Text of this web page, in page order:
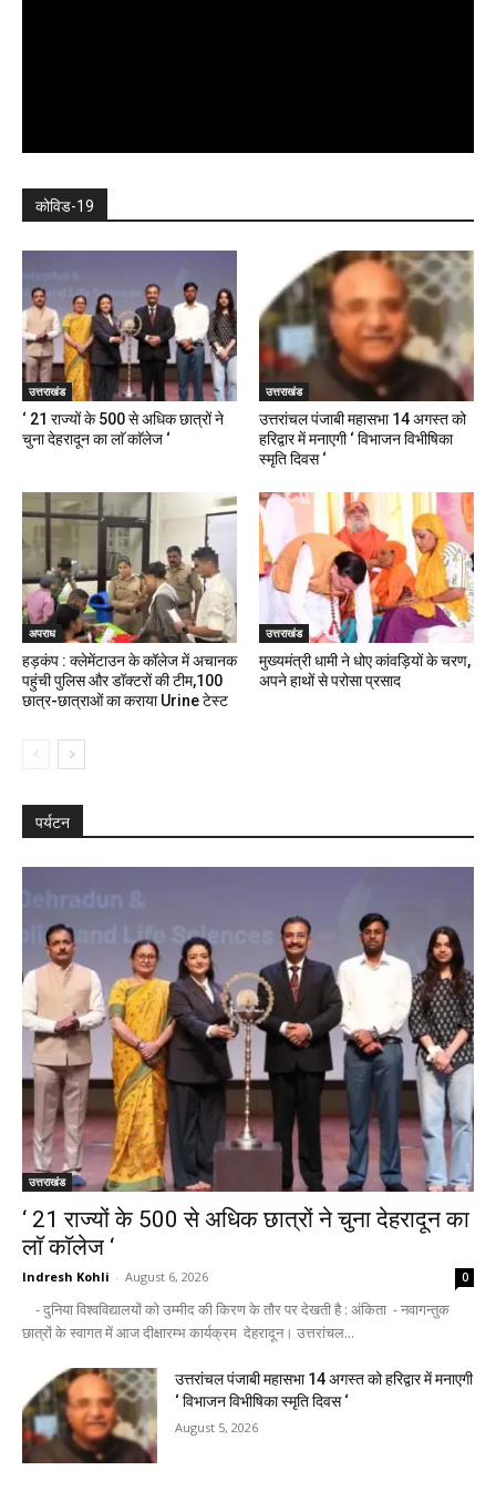
कोविड-19
उत्तराखंड
‘ 21 राज्यों के 500 से अधिक छात्रों ने
चुना देहरादून का लाॅ काॅलेज ‘
उत्तराखंड
उत्तरांचल पंजाबी महासभा 14 अगस्त को
हरिद्वार में मनाएगी ‘ विभाजन विभीषिका
स्मृति दिवस ‘
अपराध
हड़कंप : क्लेमेंटाउन के कॉलेज में अचानक
पहुंची पुलिस और डॉक्टरों की टीम,100
छात्र-छात्राओं का कराया Urine टेस्ट
उत्तराखंड
मुख्यमंत्री धामी ने धोए कांवड़ियों के चरण,
अपने हाथों से परोसा प्रसाद
पर्यटन
उत्तराखंड
‘ 21 राज्यों के 500 से अधिक छात्रों ने चुना देहरादून का
लाॅ काॅलेज ‘
Indresh Kohli - August 6, 2026 0
- दुनिया विश्वविद्यालयों को उम्मीद की किरण के तौर पर देखती है : अंकिता - नवागन्तुक
छात्रों के स्वागत में आज दीक्षारम्भ कार्यक्रम देहरादून। उत्तरांचल...
उत्तरांचल पंजाबी महासभा 14 अगस्त को हरिद्वार में मनाएगी
‘ विभाजन विभीषिका स्मृति दिवस ‘
August 5, 2026